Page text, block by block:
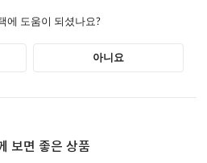
보면 좋은 상품